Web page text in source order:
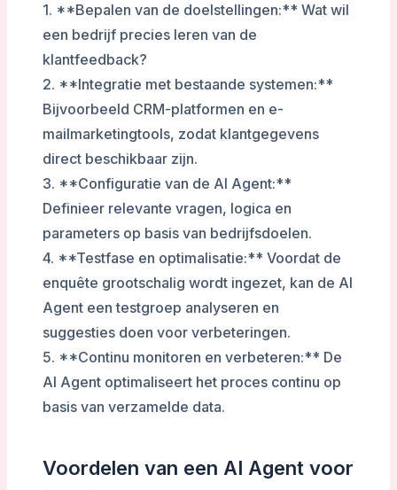
1. **Bepalen van de doelstellingen:** Wat wil
een bedrijf precies leren van de
klantfeedback?
2. **Integratie met bestaande systemen:**
Bijvoorbeeld CRM-platformen en e-
mailmarketingtools, zodat klantgegevens
direct beschikbaar zijn.
3. **Configuratie van de AI Agent:**
Definieer relevante vragen, logica en
parameters op basis van bedrijfsdoelen.
4. **Testfase en optimalisatie:** Voordat de
enquête grootschalig wordt ingezet, kan de AI
Agent een testgroep analyseren en
suggesties doen voor verbeteringen.
5. **Continu monitoren en verbeteren:** De
AI Agent optimaliseert het proces continu op
basis van verzamelde data.
Voordelen van een AI Agent voor